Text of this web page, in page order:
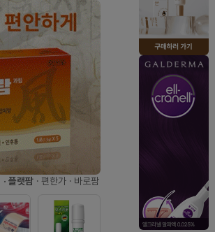
· 플랫팜 · 편한가 · 바로팜